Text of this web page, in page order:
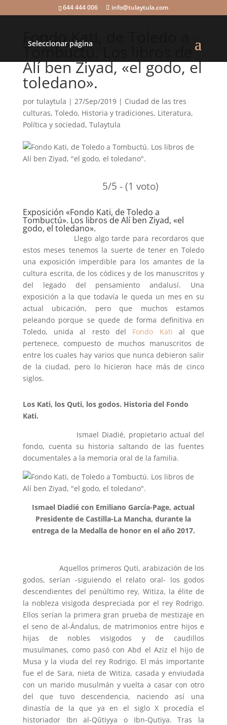
644 444 006 info@tulaytula.com
Seleccionar página
Fondo Kati, de Toledo a
Tombuctú. Los libros de
Alí ben Ziyad, «el godo, el
toledano».
por tulaytula | 27/Sep/2019| Ciudad de las tres
culturas, Toledo, Historia y tradiciones, Literatura,
Política y sociedad, Tulaytula
5/5 - (1 voto)
Exposición «Fondo Kati, de Toledo a
Tombuctú». Los libros de Alí ben Ziyad, «el
godo, el toledano».
Llego algo tarde para recordaros que
estos meses tenemos la suerte de tener en Toledo
una exposición imperdible para los amantes de la
cultura escrita, de los códices y de los manuscritos y
del legado del pensamiento andalusí. Una
exposición a la que todavía le queda un mes en su
actual ubicación, pero que muchos estamos
peleando porque se quede de forma definitiva en
Toledo, unida al resto del Fondo Kati al que
pertenece, compuesto de muchos manuscritos de
entre los cuales hay varios que nunca debieron salir
de la ciudad, pero lo hicieron hace más de cinco
siglos.
Los Kati, los Quti, los godos. Historia del Fondo
Kati.
Ismael Diadié, propietario actual del
fondo, cuenta su historia saltando de las fuentes
documentales a la memoria oral de la familia.
Ismael Diadié con Emiliano García-Page, actual
Presidente de Castilla-La Mancha, durante la
entrega de la Medalla de honor en el año 2017.
Aquellos primeros Quti, arabización de los
godos, serían -siguiendo el relato oral- los godos
descendientes del penúltimo rey, Witiza, la élite de
la nobleza visigoda despreciada por el rey Rodrigo.
Ellos serían la primera gran prueba de mestizaje en
el seno de al-Ándalus, de matrimonios entre hijos e
hijas de nobles visigodos y de caudillos
musulmanes, como pasó con Abd el Aziz el hijo de
Musa y la viuda del rey Rodrigo. El más importante
fue el de Sara, nieta de Witiza, casada y enviudada
con un marido musulmán y vuelta a casar con otro
del que tuvo descendencia, naciendo así una
dinastía de la que ya en el siglo X procedía el
historiador Ibn al-Qūtiyya o Ibn-Qutiya. Tras la